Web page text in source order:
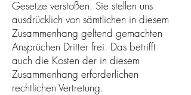
Gesetze verstoßen. Sie stellen uns
ausdrücklich von sämtlichen in diesem
Zusammenhang geltend gemachten
Ansprüchen Dritter frei. Das betrifft
auch die Kosten der in diesem
Zusammenhang erforderlichen
rechtlichen Vertretung.